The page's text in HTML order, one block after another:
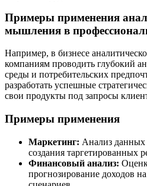
Примеры применения
мышления в
Например, в бизнесе
компаниям проводить глубокий
среды и потребительских
разработать успешные
свои продукты под запросы
Примеры применения
Маркетинг: Анализ данных
создания таргетированных
Финансовый анализ:
прогнозирование доходов